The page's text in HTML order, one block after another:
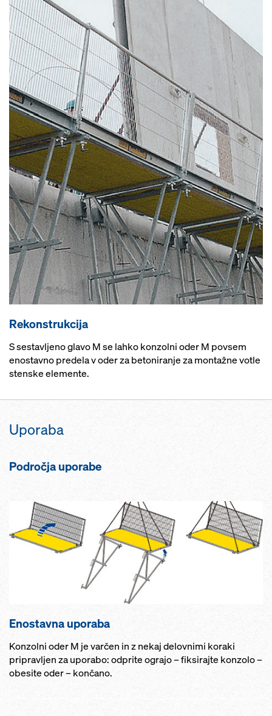
Rekonstrukcija
S sestavljeno glavo M se lahko konzolni oder M povsem
enostavno predela v oder za betoniranje za montažne votle
stenske elemente.
Uporaba
Področja uporabe
Enostavna uporaba
Konzolni oder M je varčen in z nekaj delovnimi koraki
pripravljen za uporabo: odprite ograjo – fiksirajte konzolo –
obesite oder – končano.